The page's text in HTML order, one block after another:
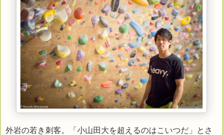
外岩の若き刺客。「小山田大を超えるのはこいつだ」とさ